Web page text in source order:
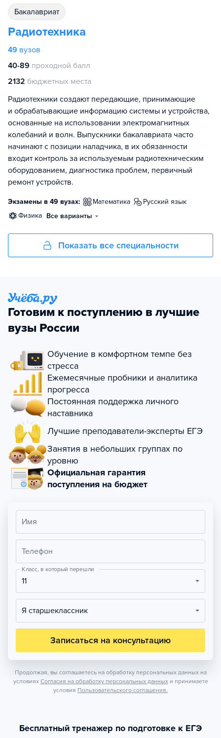
бакалавриат
Радиотехника
49 вузов
40-89 проходной балл
2132 бюджетных места
Радиотехники создают передающие, принимающие
и обрабатывающие информацию системы и устройства,
основанные на использовании электромагнитных
колебаний и волн. Выпускники бакалавриата часто
начинают с позиции наладчика, в их обязанности
входит контроль за используемым радиотехническим
оборудованием, диагностика проблем, первичный
ремонт устройств.
Экзамены в 49 вузах: математика
русский язык
физика Все варианты
Показать все специальности
Готовим к поступлению в лучшие
вузы России
Обучение в комфортном темпе без
стресса
Ежемесячные пробники и аналитика
прогресса
Постоянная поддержка личного
наставника
Лучшие преподаватели-эксперты ЕГЭ
Занятия в небольших группах по
уровню
Официальная гарантия
поступления на бюджет
Имя
Телефон
Класс, в который перешли
11
Я старшеклассник
Записаться на консультацию
Продолжая, вы соглашаетесь на обработку персональных данных на
условиях Согласия на обработку персональных данных и принимаете
условия Пользовательского соглашения.
Бесплатный тренажер по подготовке к ЕГЭ